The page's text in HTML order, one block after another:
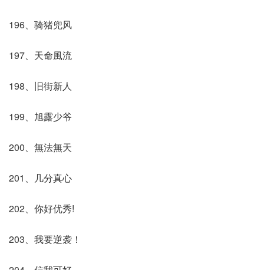
196、骑猪兜风
197、天命風流
198、旧街新人
199、旭露少爷
200、無法無天
201、几分真心
202、你好优秀!
203、我要逆袭！